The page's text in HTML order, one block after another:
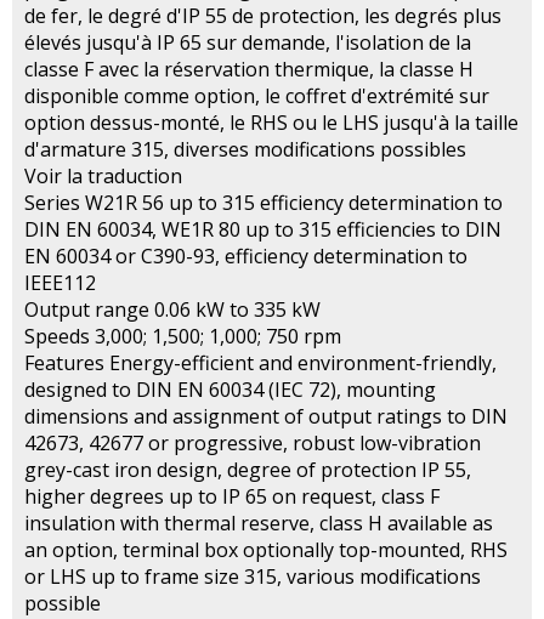
de fer, le degré d'IP 55 de protection, les degrés plus
élevés jusqu'à IP 65 sur demande, l'isolation de la
classe F avec la réservation thermique, la classe H
disponible comme option, le coffret d'extrémité sur
option dessus-monté, le RHS ou le LHS jusqu'à la taille
d'armature 315, diverses modifications possibles
Voir la traduction
Series W21R 56 up to 315 efficiency determination to
DIN EN 60034, WE1R 80 up to 315 efficiencies to DIN
EN 60034 or C390-93, efficiency determination to
IEEE112
Output range 0.06 kW to 335 kW
Speeds 3,000; 1,500; 1,000; 750 rpm
Features Energy-efficient and environment-friendly,
designed to DIN EN 60034 (IEC 72), mounting
dimensions and assignment of output ratings to DIN
42673, 42677 or progressive, robust low-vibration
grey-cast iron design, degree of protection IP 55,
higher degrees up to IP 65 on request, class F
insulation with thermal reserve, class H available as
an option, terminal box optionally top-mounted, RHS
or LHS up to frame size 315, various modifications
possible